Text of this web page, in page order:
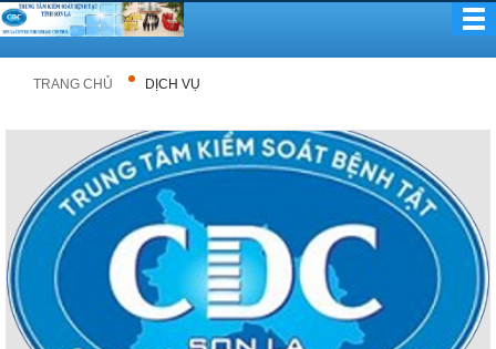
TRANG CHỦ DỊCH VỤ